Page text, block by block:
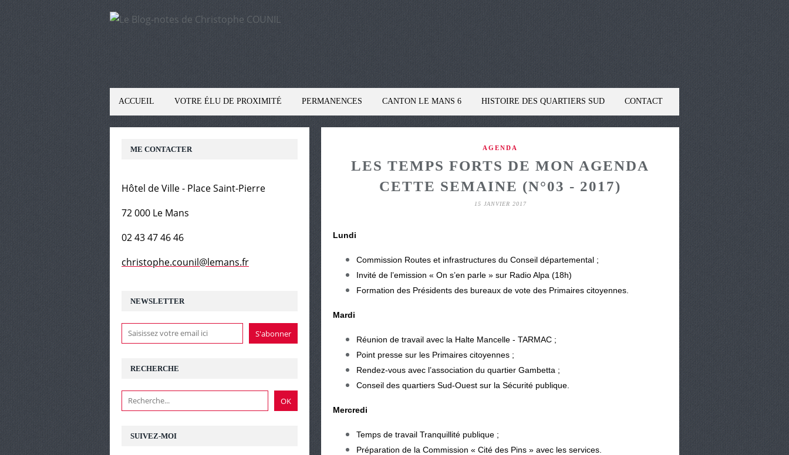
ACCUEIL VOTRE ÉLU DE PROXIMITÉ PERMANENCES CANTON LE MANS 6 HISTOIRE DES QUARTIERS SUD CONTACT
AGENDA
LES TEMPS FORTS DE MON AGENDA
CETTE SEMAINE (N°03 - 2017)
15 JANVIER 2017
Lundi
Commission Routes et infrastructures du Conseil départemental ;
Invité de l’emission « On s’en parle » sur Radio Alpa (18h)
Formation des Présidents des bureaux de vote des Primaires citoyennes.
Mardi
Réunion de travail avec la Halte Mancelle - TARMAC ;
Point presse sur les Primaires citoyennes ;
Rendez-vous avec l’association du quartier Gambetta ;
Conseil des quartiers Sud-Ouest sur la Sécurité publique.
Mercredi
Temps de travail Tranquillité publique ;
Préparation de la Commission « Cité des Pins » avec les services.
NEWSLETTER
SUIVEZ-MOI
RECHERCHE
ME CONTACTER
Hôtel de Ville - Place Saint-Pierre
72 000 Le Mans
02 43 47 46 46
christophe.counil@lemans.fr